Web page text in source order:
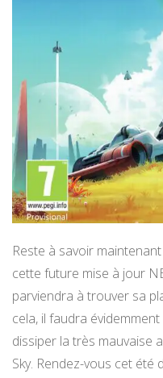
Reste à savoir
cette future mise à jour
parviendra à trouver sa
cela, il faudra
dissiper la très mauvaise
Sky. Rendez-vous cet été